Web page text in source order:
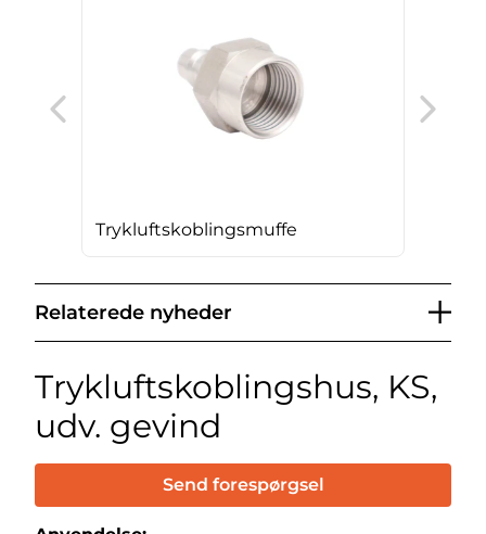
Trykluftskoblingsmuffe
Relaterede nyheder
Trykluftskoblingshus, KS,
udv. gevind
Send forespørgsel